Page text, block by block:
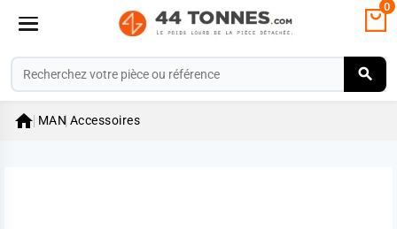
0
 MAN Accessoires